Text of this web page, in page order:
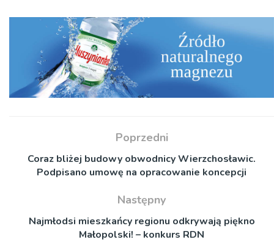
Poprzedni
Coraz bliżej budowy obwodnicy Wierzchosławic.
Podpisano umowę na opracowanie koncepcji
Następny
Najmłodsi mieszkańcy regionu odkrywają piękno
Małopolski! – konkurs RDN